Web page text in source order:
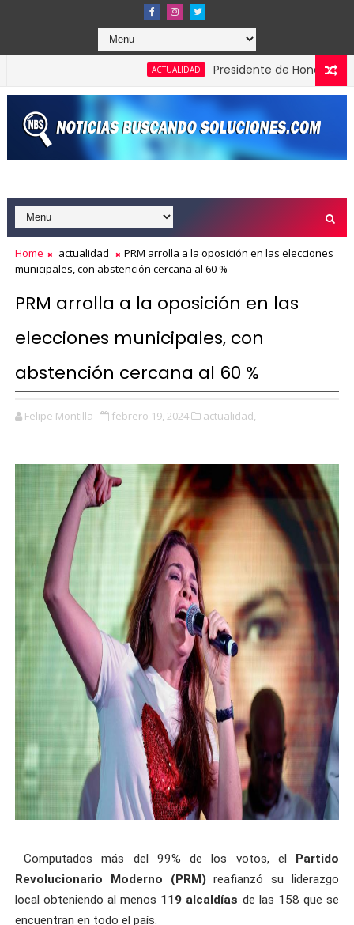
ACTUALIDAD Presidente de Honduras
Home actualidad
PRM arrolla a la oposición en las elecciones
municipales, con abstención cercana al 60 %
PRM arrolla a la oposición en las
elecciones municipales, con
abstención cercana al 60 %
Felipe Montilla febrero 19, 2024 actualidad,
Computados más del 99% de los votos, el
Partido
Revolucionario Moderno
(PRM) reafianzó su liderazgo
local obteniendo al menos 119 alcaldías de las 158 que se
encuentran en todo el país.